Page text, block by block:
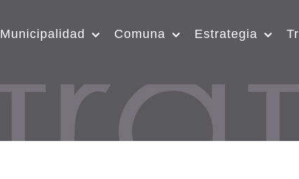
Municipalidad Comuna Estrategia